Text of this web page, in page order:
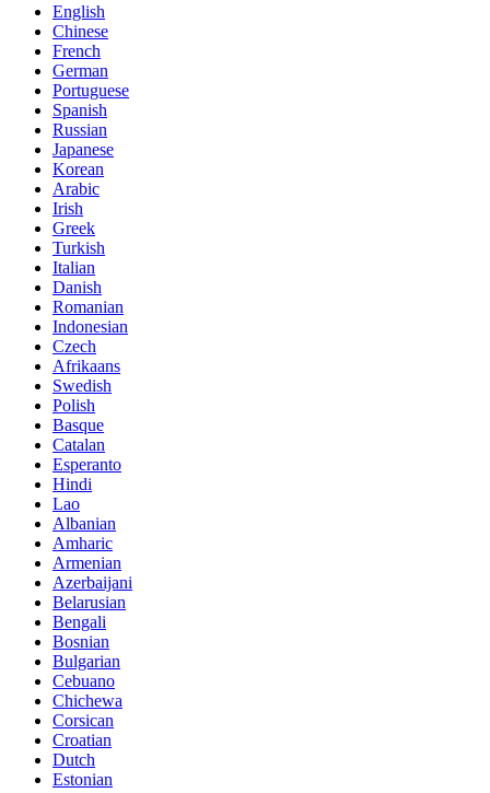
English
Chinese
French
German
Portuguese
Spanish
Russian
Japanese
Korean
Arabic
Irish
Greek
Turkish
Italian
Danish
Romanian
Indonesian
Czech
Afrikaans
Swedish
Polish
Basque
Catalan
Esperanto
Hindi
Lao
Albanian
Amharic
Armenian
Azerbaijani
Belarusian
Bengali
Bosnian
Bulgarian
Cebuano
Chichewa
Corsican
Croatian
Dutch
Estonian